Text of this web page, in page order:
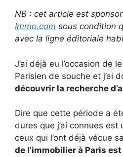
NB : cet article est
Immo.com sous condition
avec la ligne éditoriale
J’ai déjà eu l’occasion de
Parisien de souche et j’ai
découvrir la recherche
Dire que cette période a
dures que j’ai connues
ceux qui l’ont déjà vécue
de l’immobilier à Paris